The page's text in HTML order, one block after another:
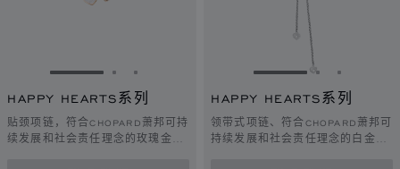
转到幻灯片 1转到幻灯片 2
转到幻灯片 3
HAPPY HEARTS系列
贴颈项链，符合CHOPARD萧邦可持
续发展和社会责任理念的玫瑰金，
转到幻灯片 1转到幻灯
转到幻
HAPPY HEARTS系列
领带式项链、符合CHOPARD萧邦可
持续发展和社会责任理念的白金、